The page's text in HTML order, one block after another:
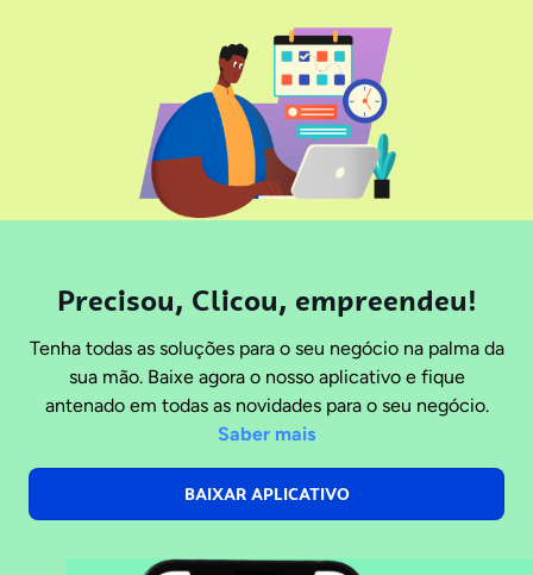
Precisou, Clicou, empreendeu!
Tenha todas as soluções para o seu negócio na palma da
sua mão. Baixe agora o nosso aplicativo e fique
antenado em todas as novidades para o seu negócio.
Saber mais
BAIXAR APLICATIVO